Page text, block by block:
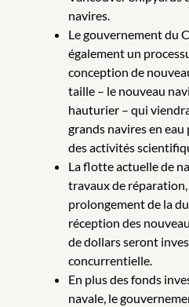
navires.
Le gouvernement du
également un
conception de
taille – le nouveau
hauturier – qui
grands navires en
des activités
La flotte actuelle de
travaux de
prolongement de la
réception des
de dollars seront
concurrentielle.
En plus des fonds
navale, le